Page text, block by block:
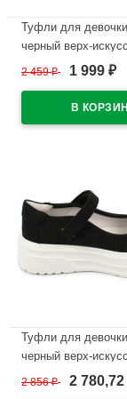
Туфли для
черный верх-
нубук подкладка-
арт.AL 11118
2 459₽ 1 999 ₽
Туфли для
черный верх-
нубук подкладка-
2 856₽ 2 780,72